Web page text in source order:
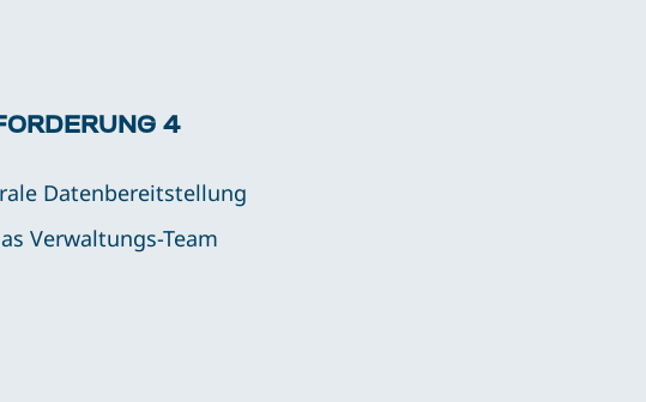
4
Datenbereitstellung
Verwaltungs-Team